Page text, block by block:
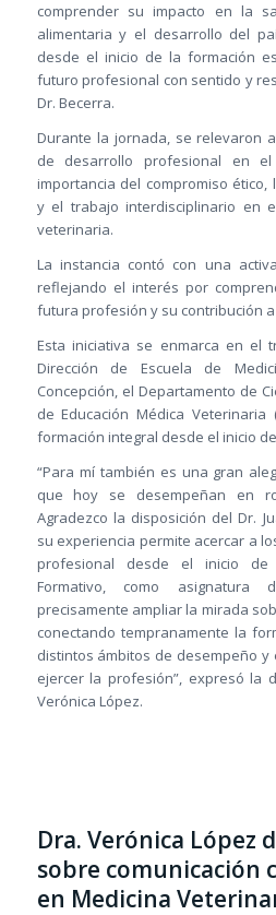
comprender su impacto en la
alimentaria y el desarrollo del
desde el inicio de la formación
futuro profesional con sentido y
Dr. Becerra.
Durante la jornada, se relevaron
de desarrollo profesional en
importancia del compromiso
y el trabajo interdisciplinario en
veterinaria.
La instancia contó con una
reflejando el interés por
futura profesión y su contribución
Esta iniciativa se enmarca en el
Dirección de Escuela de
Concepción, el Departamento de
de Educación Médica Veterinaria
formación integral desde el inicio
“Para mí también es una gran
que hoy se desempeñan en
Agradezco la disposición del Dr.
su experiencia permite acercar a
profesional desde el inicio de
Formativo, como
precisamente ampliar la mirada
conectando tempranamente la
distintos ámbitos de desempeño y
ejercer la profesión”, expresó la
Verónica López.
Dra. Verónica López
sobre comunicación
en Medicina